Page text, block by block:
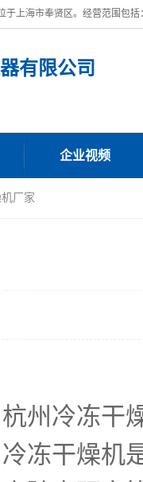
有限公司
企业视频
厂家
杭州冷冻干
冷冻干燥机